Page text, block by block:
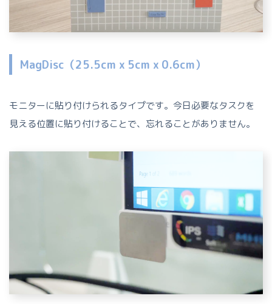
MagDisc（25.5cm x 5cm x 0.6cm）
モニターに貼り付けられるタイプです。今日必要なタスクを
見える位置に貼り付けることで、忘れることがありません。